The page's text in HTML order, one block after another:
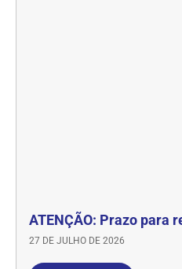
ATENÇÃO: Prazo para
27 DE JULHO DE 2026